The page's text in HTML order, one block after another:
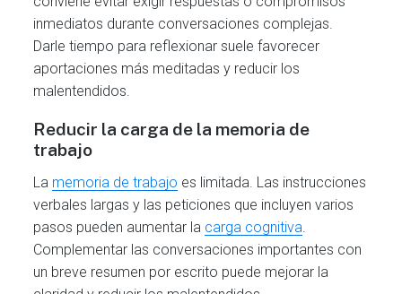
inmediatos durante conversaciones complejas.
Darle tiempo para reflexionar suele favorecer
aportaciones más meditadas y reducir los
malentendidos.
Reducir la carga de la memoria de
trabajo
La memoria de trabajo es limitada. Las instrucciones
verbales largas y las peticiones que incluyen varios
pasos pueden aumentar la carga cognitiva
Complementar las conversaciones importantes con
un breve resumen por escrito puede mejorar la